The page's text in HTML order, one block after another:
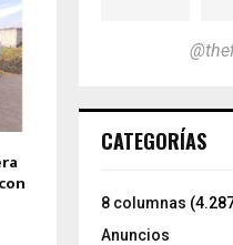
CATEGORÍAS
8 columnas
Anuncios